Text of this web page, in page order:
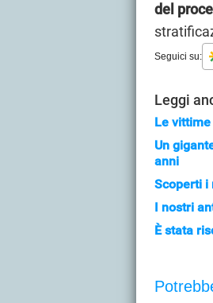
del
Seguici su:
Leggi
Le
Un
anni
Scoperti i
I nostri
È stata